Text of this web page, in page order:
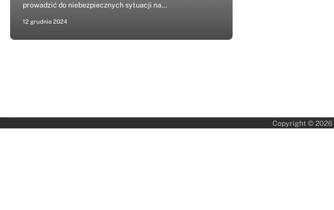
prowadzić do niebezpiecznych sytuacji na…
12 grudnia 2024
Copyright © 2026